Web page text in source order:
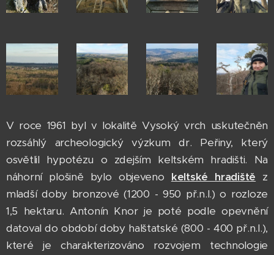
V roce 1961 byl v lokalitě Vysoký vrch uskutečněn
rozsáhlý archeologický výzkum dr. Peřiny, který
osvětlil hypotézu o zdejším keltském hradišti. Na
náhorní plošině bylo objeveno keltské hradiště z
mladší doby bronzové (1200 - 950 př.n.l.) o rozloze
1,5 hektaru. Antonín Knor je poté podle opevnění
datoval do období doby halštatské (800 - 400 př.n.l.),
které je charakterizováno rozvojem technologie